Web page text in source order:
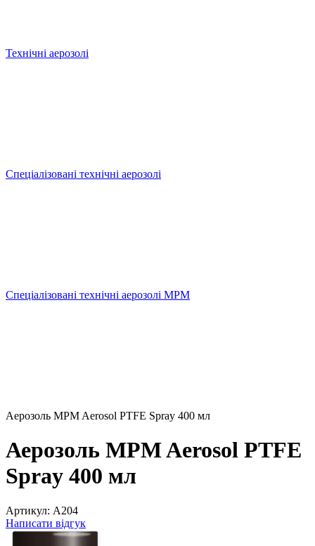
Технічні аерозолі
Спеціалізовані технічні аерозолі
Спеціалізовані технічні аерозолі MPM
Аерозоль MPM Aerosol PTFE Spray 400 мл
Аерозоль MPM Aerosol PTFE
Spray 400 мл
Артикул: A204
Написати відгук